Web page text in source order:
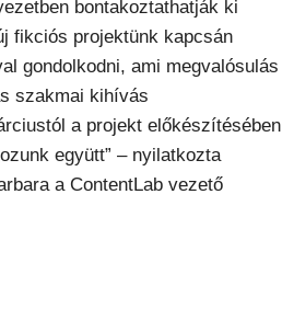
bontakoztathatják ki
fikciós projektünk kapcsán
gondolkodni, ami megvalósulás
szakmai kihívás
a projekt előkészítésében
együtt” – nyilatkozta
a ContentLab vezető